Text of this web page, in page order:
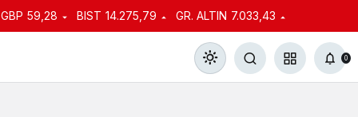
GBP 59,28 BIST 14.275,79 GR. ALTIN 7.033,43
0